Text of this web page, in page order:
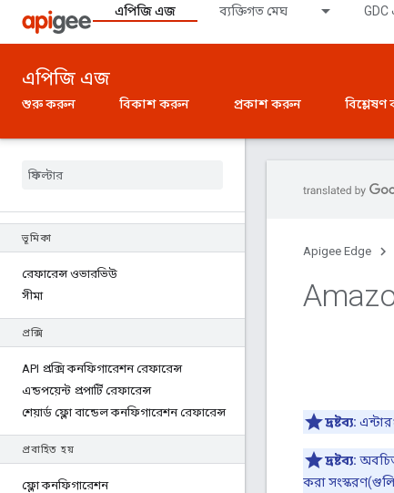
এপিজি এজ ব্যক্তিগত মেঘ
এপিজি এজ
শুরু করুন বিকাশ করুন প্রকাশ করুন
ভূমিকা
রেফারেন্স ওভারভিউ
সীমা
প্রক্সি
API প্রক্সি কনফিগারেশন রেফারেন্স
এন্ডপয়েন্ট প্রপার্টি রেফারেন্স
শেয়ার্ড ফ্লো বান্ডেল কনফিগারেশন রেফারেন্স
প্রবাহিত হয়
ফ্লো কনফিগারেশন
Apigee Edge
দ্রষ্টব্য:
দ্রষ্টব্য:
করা